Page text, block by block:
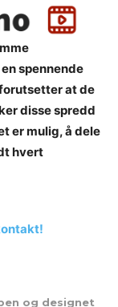
spennende
at de
disse spredd
er mulig, å dele
hvert
og designet